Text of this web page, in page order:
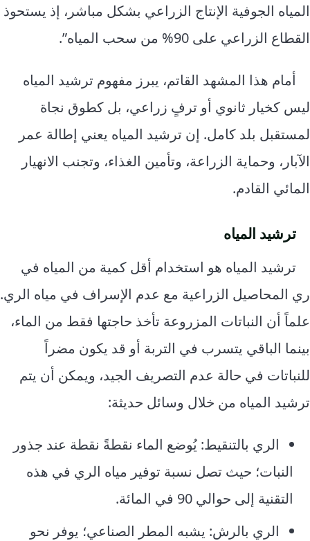
المياه الجوفية الإنتاج الزراعي بشكل مباشر، إذ يستحوذ
القطاع الزراعي على 90% من سحب المياه”.
أمام هذا المشهد القاتم، يبرز مفهوم ترشيد المياه
ليس كخيار ثانوي أو ترفٍ زراعي، بل كطوق نجاة
لمستقبل بلد كامل. إن ترشيد المياه يعني إطالة عمر
الآبار، وحماية الزراعة، وتأمين الغذاء، وتجنب الانهيار
المائي القادم.
ترشيد المياه
ترشيد المياه هو استخدام أقل كمية من المياه في
ري المحاصيل الزراعية مع عدم الإسراف في مياه الري.
علماً أن النباتات المزروعة تأخذ حاجتها فقط من الماء،
بينما الباقي يتسرب في التربة أو قد يكون مضراً
للنباتات في حالة عدم التصريف الجيد، ويمكن أن يتم
ترشيد المياه من خلال وسائل حديثة:
الري بالتنقيط: يُوضع الماء نقطةً نقطة عند جذور
النبات؛ حيث تصل نسبة توفير مياه الري في هذه
التقنية إلى حوالي 90 في المائة.
الري بالرش: يشبه المطر الصناعي؛ يوفر نحو